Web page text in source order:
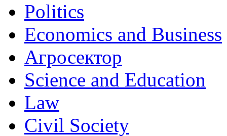
Politics
Economics and Business
Агросектор
Science and Education
Law
Civil Society